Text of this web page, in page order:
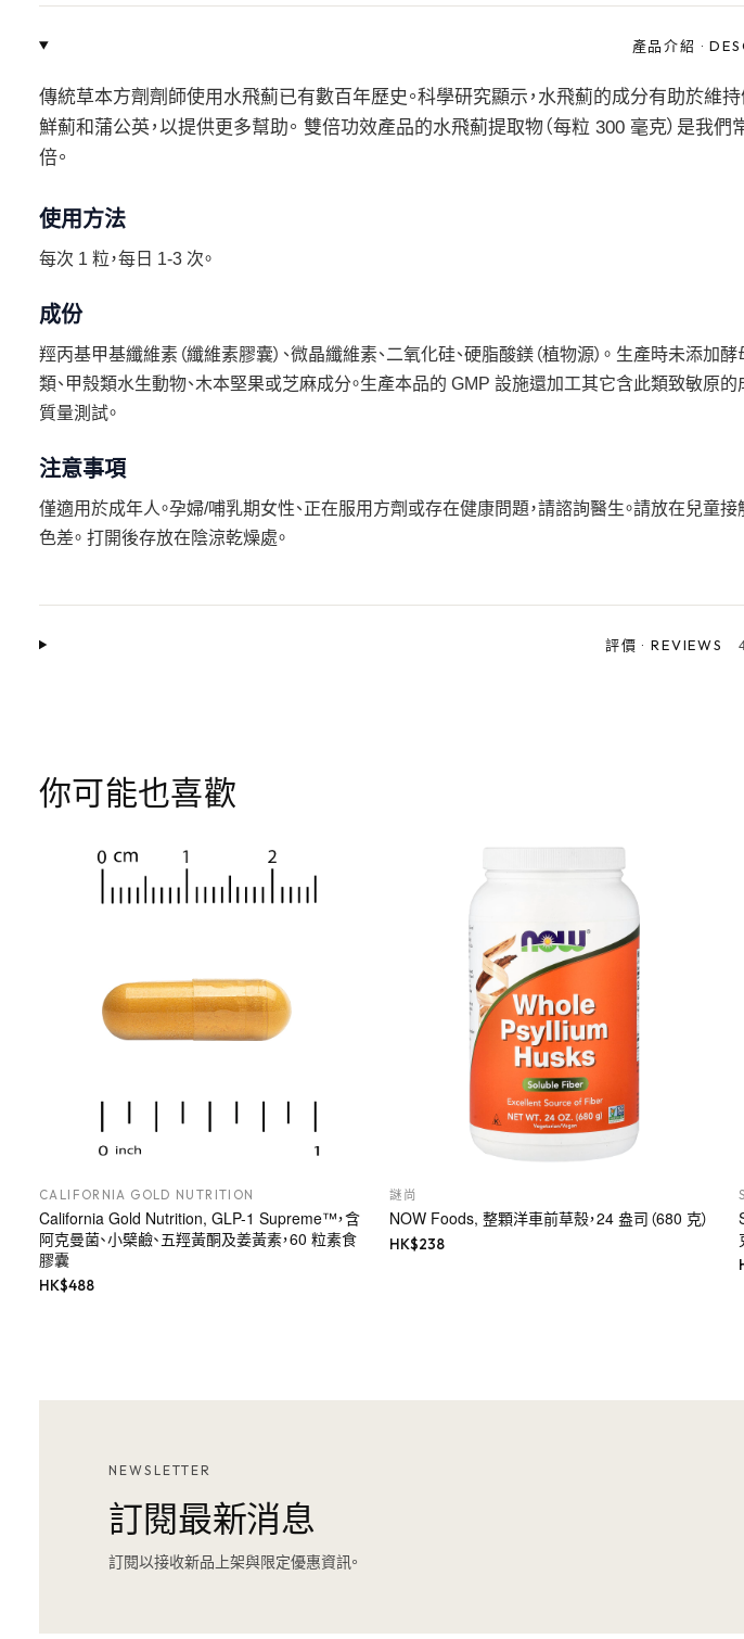
產品介紹 ·
傳統草本方劑劑師使用水飛薊已有數百年歷史。科學研究顯示，水飛薊的成分有助於維
鮮薊和蒲公英，以提供更多幫助。 雙倍功效產品的水飛薊提取物（每粒 300 毫克）是我們
倍。
使用方法
每次 1 粒，每日 1-3 次。
成份
羥丙基甲基纖維素（纖維素膠囊）、微晶纖維素、二氧化硅、硬脂酸鎂（植物源）。 生產時未添加酵
類、甲殼類水生動物、木本堅果或芝麻成分。生產本品的 GMP 設施還加工其它含此類致敏原的
質量測試。
注意事項
僅適用於成年人。孕婦/哺乳期女性、正在服用方劑或存在健康問題，請諮詢醫生。請放在兒童
色差。 打開後存放在陰涼乾燥處。
評價 ·REVIEWS
你可能也喜歡
CALIFORNIA GOLD NUTRITION
California Gold Nutrition, GLP-1 Supreme™，含
阿克曼菌、小檗鹼、五羥黃酮及姜黃素，60 粒素食
膠囊
HK$488
謎尚
NOW Foods, 整顆洋車前草殼，24 盎司（680 克）
HK$238
NEWSLETTER
訂閱最新消息
訂閱以接收新品上架與限定優惠資訊。